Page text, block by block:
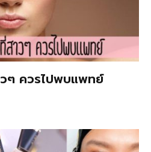
ๆ ควรไปพบแพทย์